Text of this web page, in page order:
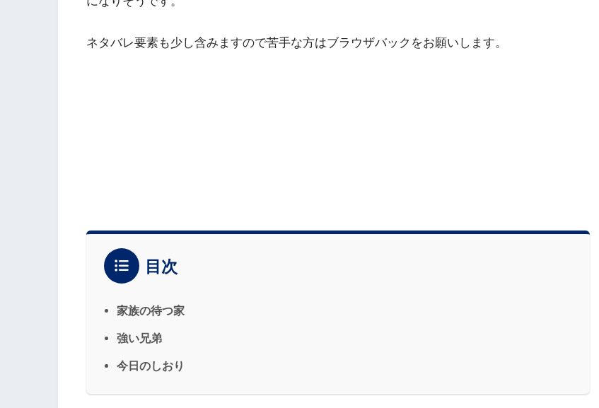
ネタバレ要素も少し含みますので苦手な方はブラウザバックをお願いします。
目次
家族の待つ家
強い兄弟
今日のしおり